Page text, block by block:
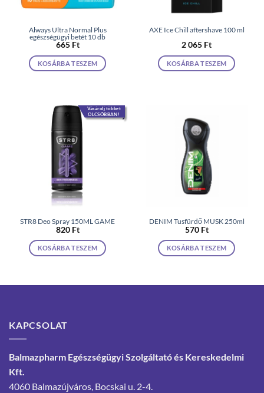
Always Ultra Normal Plus
egészségügyi betét 10 db
665 Ft
KOSÁRBA TESZEM
AXE Ice Chill aftershave 100 ml
2 065 Ft
KOSÁRBA TESZEM
Vásárolj többet
OLCSÓBBAN!
STR8 Deo Spray 150ML GAME
820 Ft
KOSÁRBA TESZEM
DENIM Tusfürdő MUSK 250ml
570 Ft
KOSÁRBA TESZEM
KAPCSOLAT
Balmazpharm Egészségügyi Szolgáltató és Kereskedelmi
Kft.
4060 Balmazújváros, Bocskai u. 2-4.